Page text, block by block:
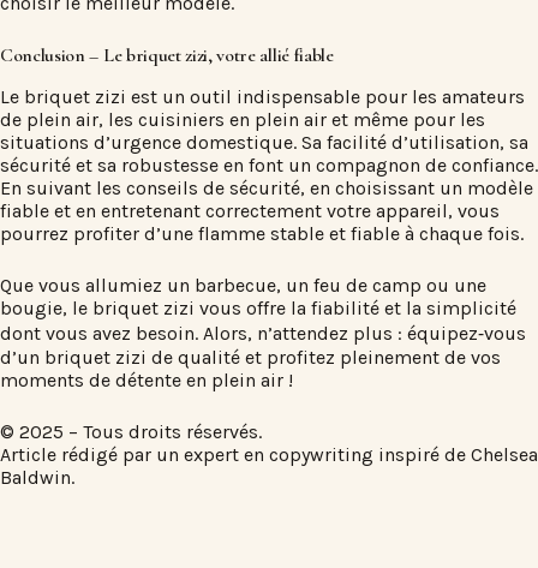
Conclusion – Le briquet zizi, votre allié fiable
Le briquet zizi est un outil indispensable pour les amateurs
de plein air, les cuisiniers en plein air et même pour les
situations d’urgence domestique. Sa facilité d’utilisation, sa
sécurité et sa robustesse en font un compagnon de confiance.
En suivant les conseils de sécurité, en choisissant un modèle
fiable et en entretenant correctement votre appareil, vous
pourrez profiter d’une flamme stable et fiable à chaque fois.
Que vous allumiez un barbecue, un feu de camp ou une
bougie, le briquet zizi vous offre la fiabilité et la simplicité
dont vous avez besoin. Alors, n’attendez plus : équipez‑vous
d’un briquet zizi de qualité et profitez pleinement de vos
moments de détente en plein air !
© 2025 – Tous droits réservés.
Article rédigé par un expert en copywriting inspiré de Chelsea
Baldwin.